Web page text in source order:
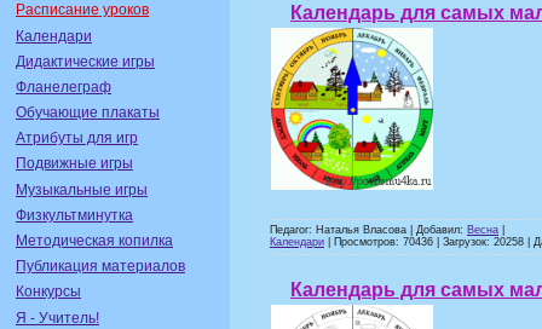
Расписание уроков
Календари
Дидактические игры
Фланелеграф
Обучающие плакаты
Атрибуты для игр
Подвижные игры
Музыкальные игры
Физкультминутка
Методическая копилка
Публикация материалов
Конкурсы
Я - Учитель!
Календарь для самых
Педагог: Наталья Власова | Добавил: Весна
Календари | Просмотров: 70436 | Загрузок: 20258 |
Календарь для самых